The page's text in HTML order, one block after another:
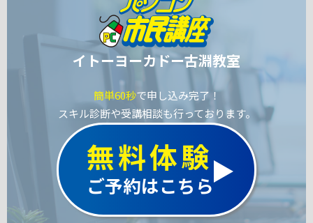
イトーヨーカドー古淵教室
簡単60秒で申し込み完了！
スキル診断や受講相談も行っております。
無料体験
ご予約はこちら